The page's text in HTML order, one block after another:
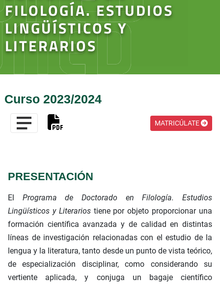
FILOLOGÍA. ESTUDIOS
LINGÜÍSTICOS Y
LITERARIOS
Curso 2023/2024
MATRICÚLATE
PRESENTACIÓN
El Programa de Doctorado en Filología. Estudios
Lingüísticos y Literariostiene por objeto proporcionar una
formación científica avanzada y de calidad en distintas
líneas de investigación relacionadas con el estudio de la
lengua y la literatura, tanto desde un punto de vista teórico,
de especialización disciplinar, como considerando su
vertiente aplicada, y conjuga un bagaje científico